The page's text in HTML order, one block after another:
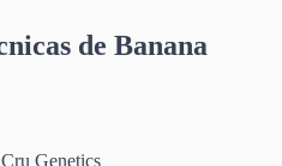
de Banana
Genetics